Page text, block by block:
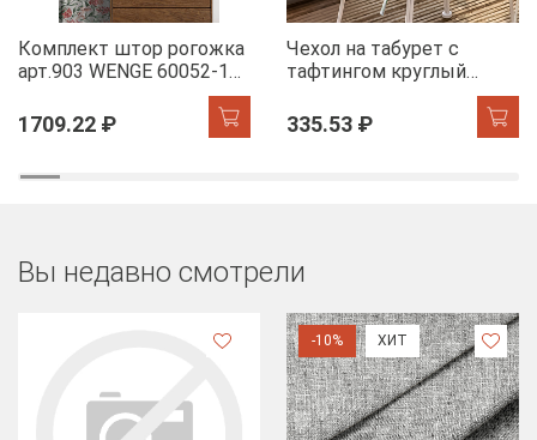
Комплект штор рогожка
арт.903 WENGE 60052-1
1709.22 ₽
Чехол на табурет с
тафтингом круглый
WENGE 60049-1 Tropical
accent
335.53 ₽
Вы недавно смотрели
-10% ХИТ